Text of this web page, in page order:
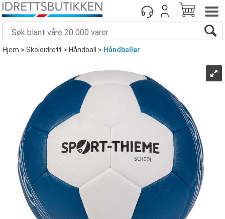
Hjem>Skoleidrett>Håndball > Håndballer